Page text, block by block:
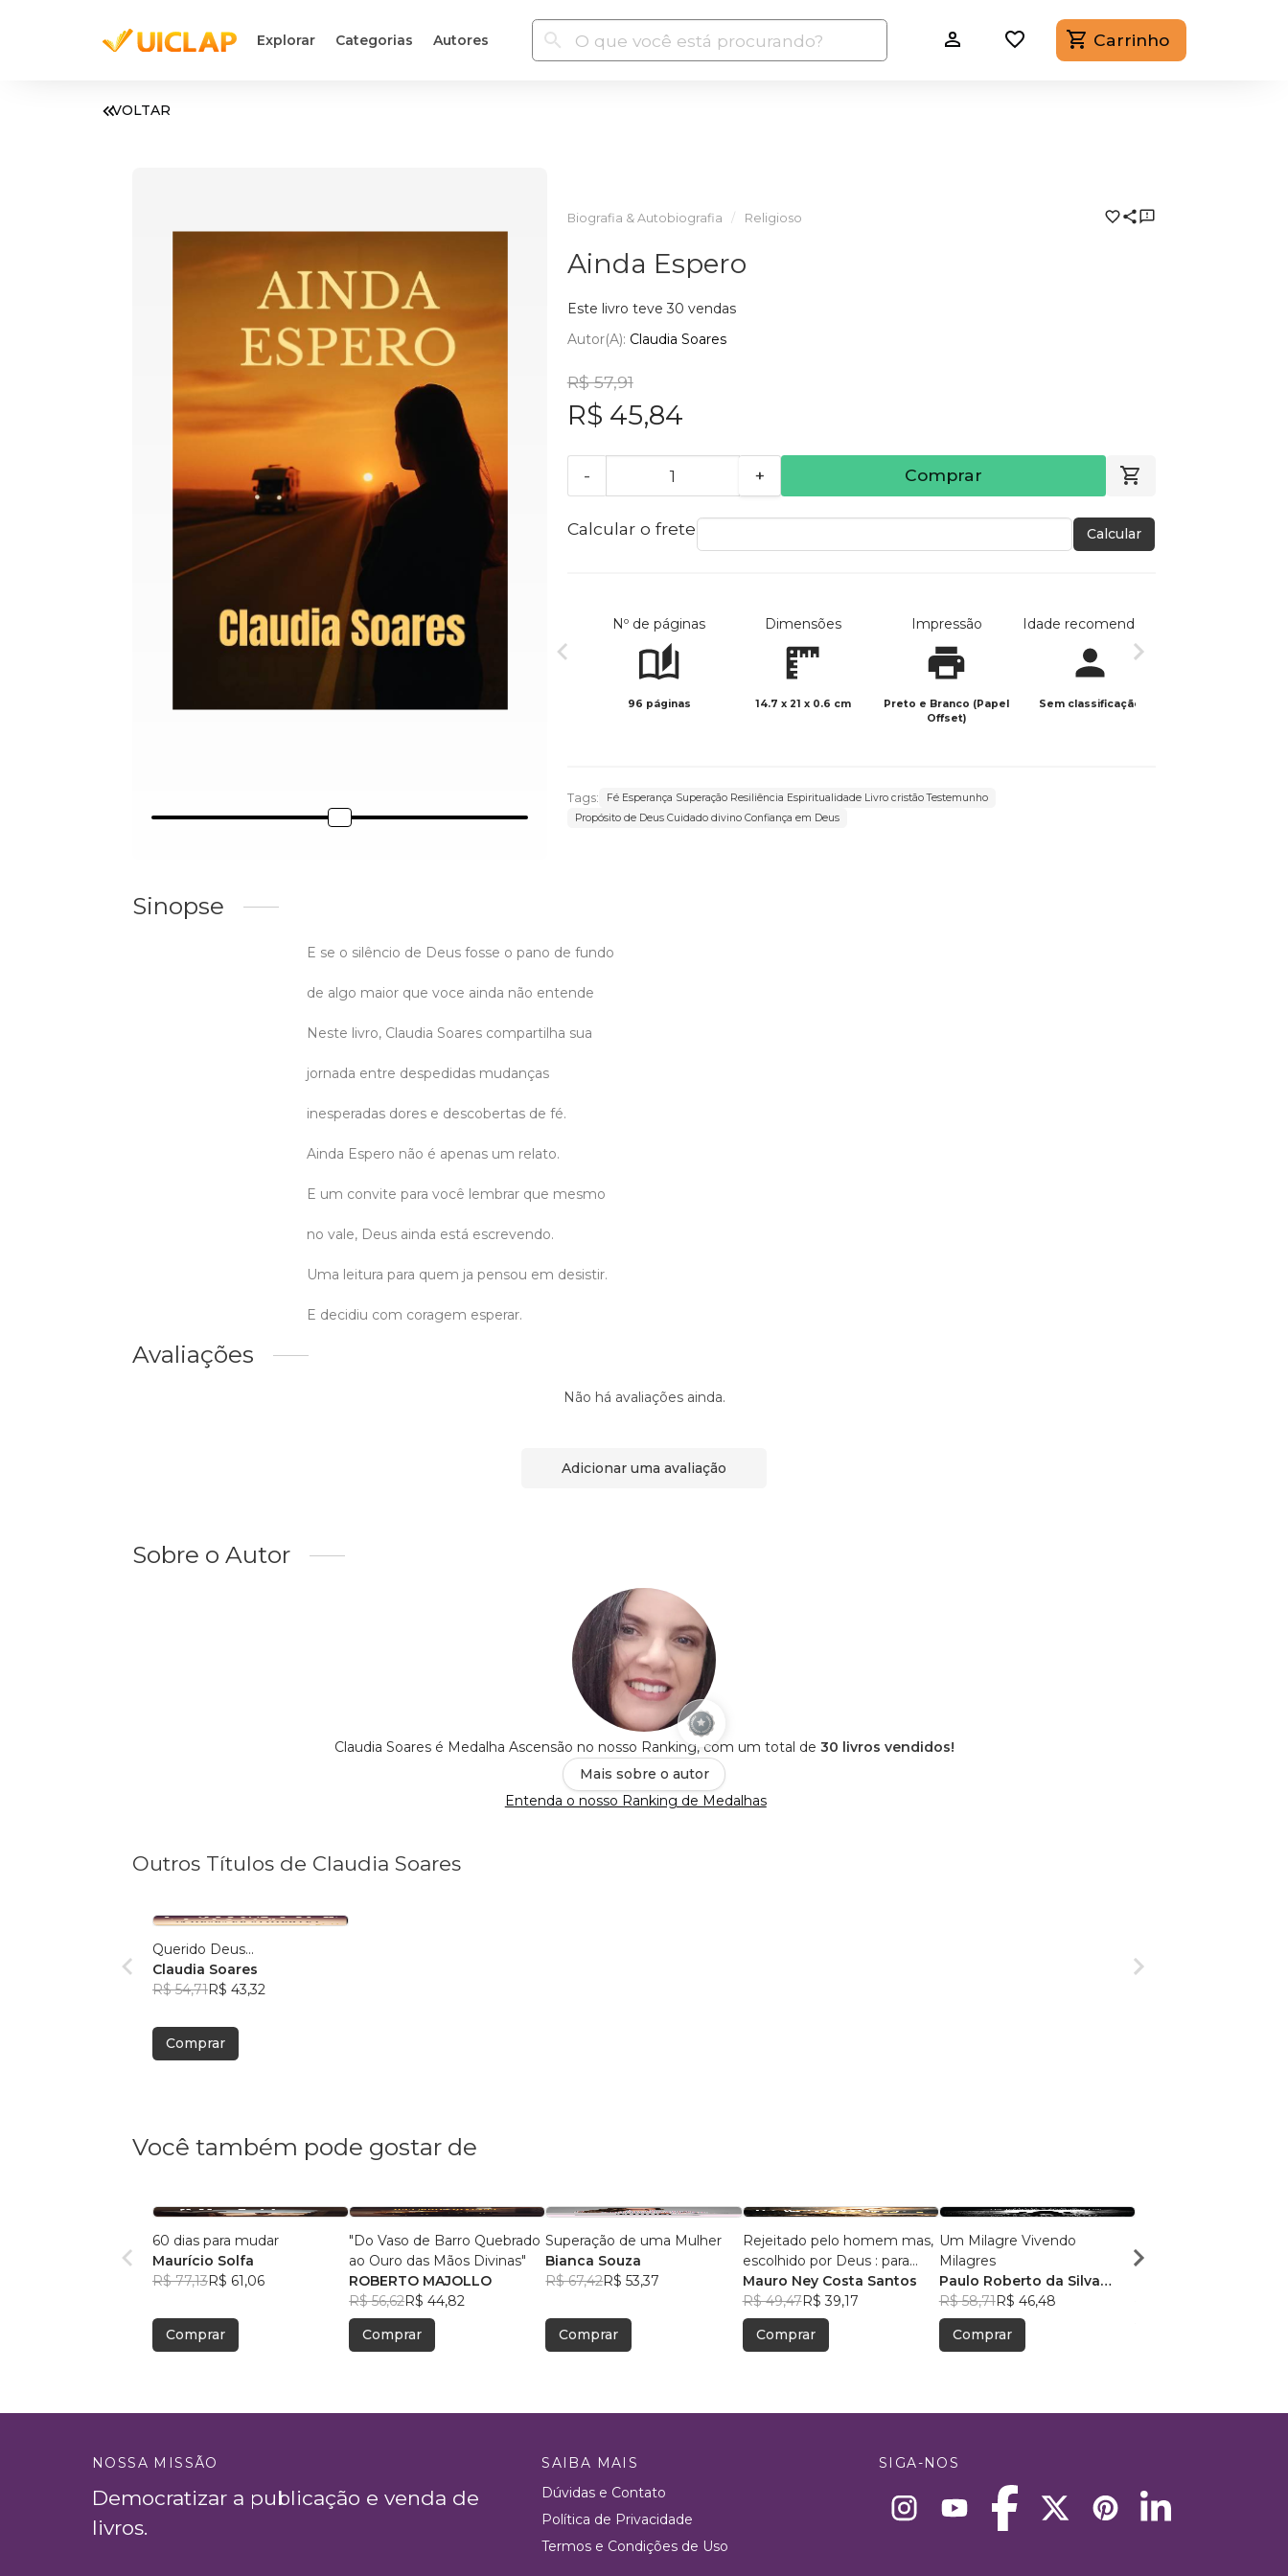
Explorar Categorias Autores Carrinho
VOLTAR
Biografia & Autobiografia Religioso
Ainda Espero
Este livro teve 30 vendas
Autor(a): Claudia Soares
R$ 57,91
R$ 45,84
- + Comprar
Calcular o frete Calcular
Nº de páginas
96 páginas
Dimensões
14.7 x 21 x 0.6 cm
Impressão
Preto e Branco (Papel
Offset)
Idade recomendada
Sem classificação
Tags:
Fé Esperança Superação Resiliência Espiritualidade Livro cristão Testemunho
Propósito de Deus Cuidado divino Confiança em Deus
Sinopse
E se o silêncio de Deus fosse o pano de fundo
de algo maior que voce ainda não entende
Neste livro, Claudia Soares compartilha sua
jornada entre despedidas mudanças
inesperadas dores e descobertas de fé.
Ainda Espero não é apenas um relato.
E um convite para você lembrar que mesmo
no vale, Deus ainda está escrevendo.
Uma leitura para quem ja pensou em desistir.
E decidiu com coragem esperar.
Avaliações
Não há avaliações ainda.
Adicionar uma avaliação
Sobre o Autor
Claudia Soares é Medalha Ascensão no nosso Ranking, com um total de 30 livros vendidos!
Mais sobre o autor
Entenda o nosso Ranking de Medalhas
Outros Títulos de Claudia Soares
Querido Deus...
Claudia Soares
R$ 54,71R$ 43,32
Comprar
Você também pode gostar de
60 dias para mudar
Maurício Solfa
R$ 77,13R$ 61,06
Comprar
"Do Vaso de Barro Quebrado
ao Ouro das Mãos Divinas"
ROBERTO MAJOLLO
R$ 56,62R$ 44,82
Comprar
Superação de uma Mulher
Bianca Souza
R$ 67,42R$ 53,37
Comprar
Rejeitado pelo homem mas,
escolhido por Deus : para
Deus tudo é possível
Mauro Ney Costa Santos
R$ 49,47R$ 39,17
Comprar
Um Milagre Vivendo
Milagres
Paulo Roberto da Silva
Tavares
R$ 58,71R$ 46,48
Comprar
Fortalecimento
NOSSA MISSÃO
Democratizar a publicação e venda de
livros.
SAIBA MAIS
Dúvidas e Contato
Política de Privacidade
Termos e Condições de Uso
SIGA-NOS